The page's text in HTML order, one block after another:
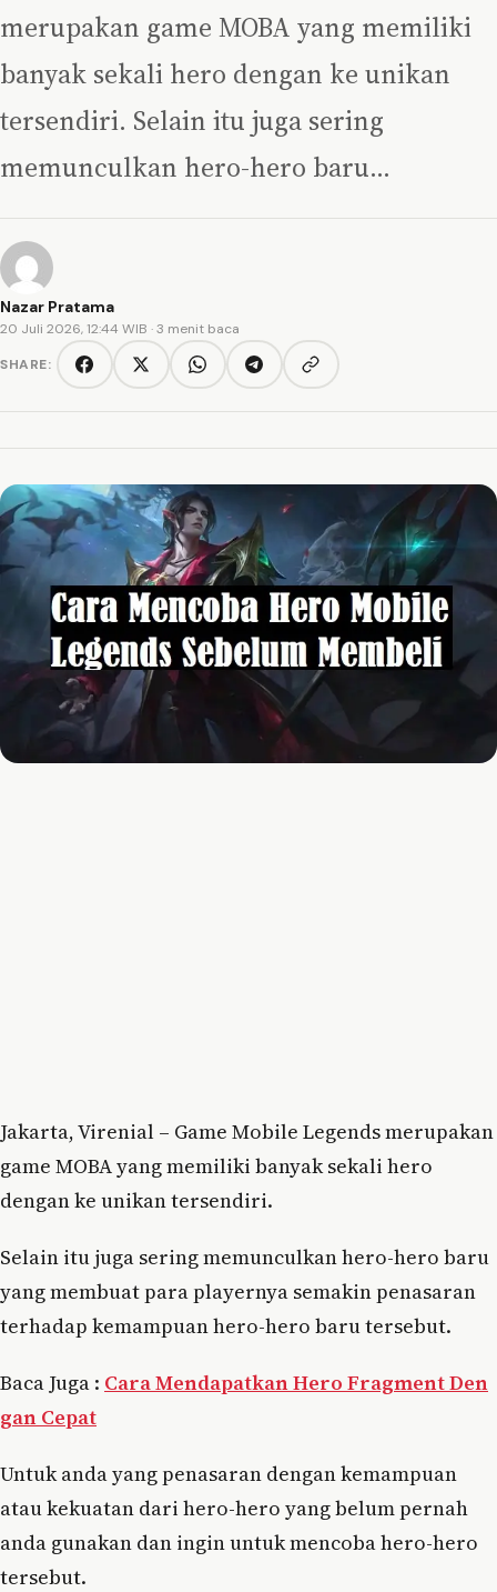
merupakan game MOBA yang memiliki
banyak sekali hero dengan ke unikan
tersendiri. Selain itu juga sering
memunculkan hero-hero baru…
Nazar Pratama
20 Juli 2026, 12:44 WIB · 3 menit baca
SHARE:
FacebookTwitter/XWhatsAppTelegramCopy link
Jakarta, Virenial – Game Mobile Legends merupakan
game MOBA yang memiliki banyak sekali hero
dengan ke unikan tersendiri.
Selain itu juga sering memunculkan hero-hero baru
yang membuat para playernya semakin penasaran
terhadap kemampuan hero-hero baru tersebut.
Baca Juga : Cara Mendapatkan Hero Fragment Den
gan Cepat
Untuk anda yang penasaran dengan kemampuan
atau kekuatan dari hero-hero yang belum pernah
anda gunakan dan ingin untuk mencoba hero-hero
tersebut.